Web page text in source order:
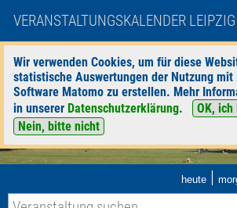
VERANSTALTUNGSKALENDER LEIPZIG
Wir verwenden Cookies, um für diese
statistische Auswertungen der Nutzung
Software Matomo zu erstellen. Mehr
in unserer Datenschutzerklärung.
OK,
Nein, bitte nicht
heute |